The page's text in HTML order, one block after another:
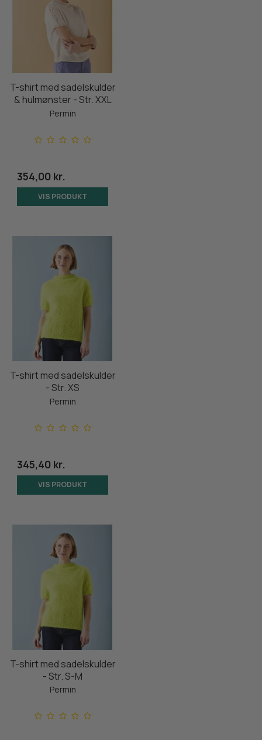
T-shirt med sadelskulder
& hulmønster - Str. XXL
Permin
354,00 kr.
VIS PRODUKT
T-shirt med sadelskulder
- Str. XS
Permin
345,40 kr.
VIS PRODUKT
T-shirt med sadelskulder
- Str. S-M
Permin